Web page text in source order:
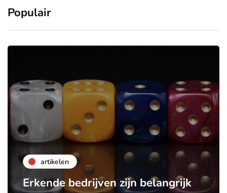
Populair
artikelen
Erkende bedrijven zijn belangrijk